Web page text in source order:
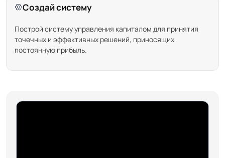
Создай систему
Построй систему управления капиталом для принятия
точечных и эффективных решений, приносящих
постоянную прибыль.